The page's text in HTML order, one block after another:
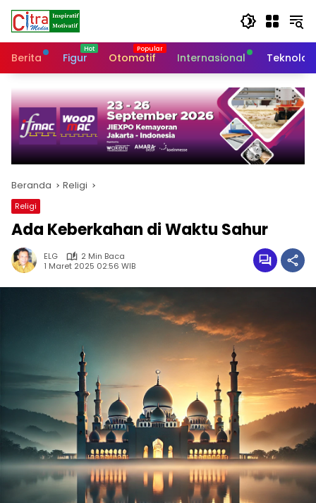
Langsung
konten
Berita
Figur Otomotif Internasional
Beranda Religi
Religi
Ada Keberkahan di Waktu Sahur
ELG
2 Min Baca
1 Maret 2025 02:56 WIB